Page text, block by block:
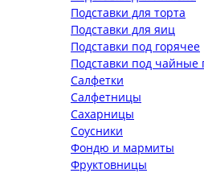
Подставки для торта
Подставки для яиц
Подставки под горячее
Подставки под чайные
Салфетки
Салфетницы
Сахарницы
Соусники
Фондю и мармиты
Фруктовницы